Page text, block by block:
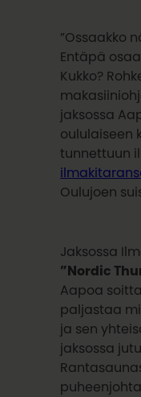
”Ossaakko
Entäpä
Kukko?
jaksossa
oululaiseen
tunnettuun
Oulujoen
Jaksossa
”Nordic
Aapoa
paljastaa
ja sen
jaksossa